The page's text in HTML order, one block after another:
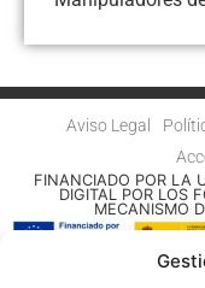
Aviso Legal
FINANCIADO POR LA
DIGITAL POR LOS
MECANISMO
© Guia Telefónica de